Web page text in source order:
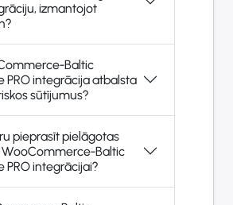
izmantojot
Baltic
PRO integrācija atbalsta
sūtījumus?
pieprasīt pielāgotas
Baltic
PRO integrācijai?